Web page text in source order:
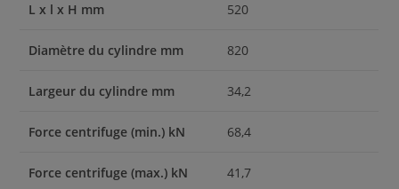
L x l x H mm 520
Diamètre du cylindre mm 820
Largeur du cylindre mm 34,2
Force centrifuge (min.) kN 68,4
Force centrifuge (max.) kN 41,7